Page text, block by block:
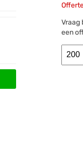
Vraag
een